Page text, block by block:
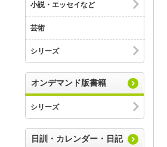
小説・エッセイなど
芸術
シリーズ
オンデマンド版書籍
シリーズ
日訓・カレンダー・日記